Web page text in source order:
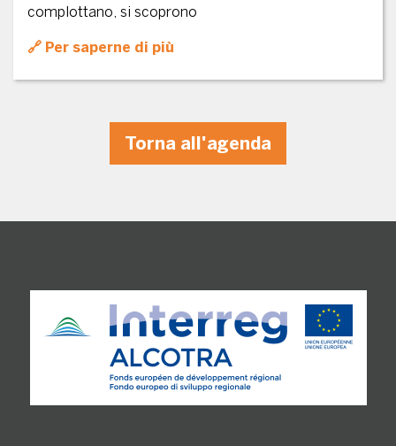
complottano, si scoprono
Per saperne di più
Torna all'agenda